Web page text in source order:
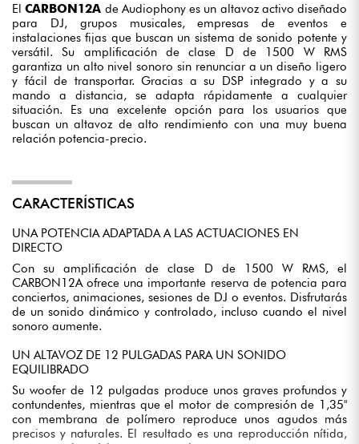
ElCARBON12A de Audiophony es un altavoz activo diseñado
para DJ, grupos musicales, empresas de eventos e
instalaciones fijas que buscan un sistema de sonido potente y
versátil. Su amplificación de clase D de 1500 W RMS
garantiza un alto nivel sonoro sin renunciar a un diseño ligero
y fácil de transportar. Gracias a su DSP integrado y a su
mando a distancia, se adapta rápidamente a cualquier
situación. Es una excelente opción para los usuarios que
buscan un altavoz de alto rendimiento con una muy buena
relación potencia-precio.
CARACTERÍSTICAS
UNA POTENCIA ADAPTADA A LAS ACTUACIONES EN
DIRECTO
Con su amplificación de clase D de 1500 W RMS, el
CARBON12A ofrece una importante reserva de potencia para
conciertos, animaciones, sesiones de DJ o eventos. Disfrutarás
de un sonido dinámico y controlado, incluso cuando el nivel
sonoro aumente.
UN ALTAVOZ DE 12 PULGADAS PARA UN SONIDO
EQUILIBRADO
Su woofer de 12 pulgadas produce unos graves profundos y
contundentes, mientras que el motor de compresión de 1,35"
con membrana de polímero reproduce unos agudos más
precisos y naturales. El resultado es una reproducción nítida,